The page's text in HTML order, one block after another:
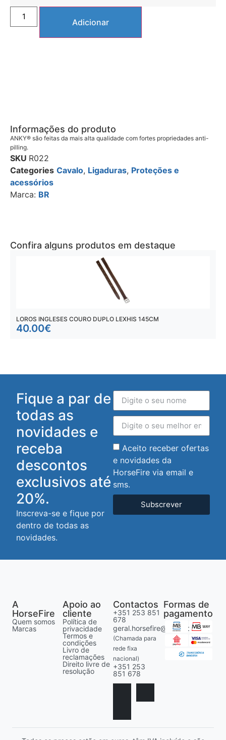
Adicionar
Informações do produto
ANKY® são feitas da mais alta qualidade com fortes propriedades anti-
pilling.
SKU R022
Categories Cavalo, Ligaduras, Proteções e
acessórios
Marca: BR
Confira alguns produtos em destaque
LOROS INGLESES COURO DUPLO LEXHIS 145CM
40.00€
Fique a par de
todas as
novidades e
receba
descontos
exclusivos até
20%.
Inscreva-se e fique por
dentro de todas as
novidades.
Aceito receber ofertas
e novidades da
HorseFire via email e
sms.
Subscrever
A
HorseFire
Quem somos
Marcas
Apoio ao
cliente
Política de
privacidade
Termos e
condições
Livro de
reclamações
Direito livre de
resolução
Contactos
+351 253 851
678
geral.horsefire@gmail.com
(Chamada para
rede fixa
nacional)
+351 253
851 678
Formas de
pagamento